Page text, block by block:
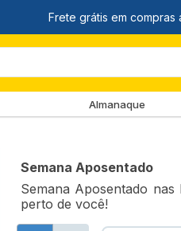
Almanaque
Semana Aposentado
Semana Aposentado
perto de você!